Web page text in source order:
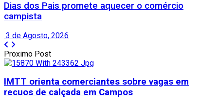
Dias dos Pais promete aquecer o comércio
campista
3 de Agosto, 2026
Proximo Post
IMTT orienta comerciantes sobre vagas em
recuos de calçada em Campos